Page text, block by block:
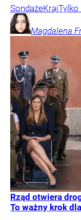
SondażeKrajTylko
Magdalena
Rząd otwiera
To ważny krok